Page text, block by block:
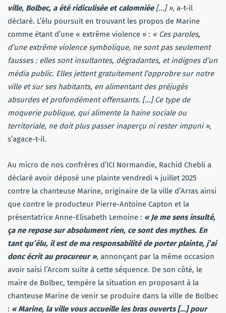
ville, Bolbec, a été ridiculisée et calomniée […] », a-t-il
déclaré. L’élu poursuit en trouvant les propos de Marine
comme étant d’une « extrême violence » : « Ces paroles,
d’une extrême violence symbolique, ne sont pas seulement
fausses : elles sont insultantes, dégradantes, et indignes d’un
média public. Elles jettent gratuitement l’opprobre sur notre
ville et sur ses habitants, en alimentant des préjugés
absurdes et profondément offensants. […] Ce type de
moquerie publique, qui alimente la haine sociale ou
territoriale, ne doit plus passer inaperçu ni rester impuni »,
s’agace-t-il.
Au micro de nos confrères d’ICI Normandie, Rachid Chebli a
déclaré avoir déposé une plainte vendredi 4 juillet 2025
contre la chanteuse Marine, originaire de la ville d’Arras ainsi
que contre le producteur Pierre-Antoine Capton et la
présentatrice Anne-Elisabeth Lemoine : « Je me sens insulté,
ça ne repose sur absolument rien, ce sont des mythes. En
tant qu’élu, il est de ma responsabilité de porter plainte, j’ai
donc écrit au procureur », annonçant par la même occasion
avoir saisi l’Arcom suite à cette séquence. De son côté, le
maire de Bolbec, tempère la situation en proposant à la
chanteuse Marine de venir se produire dans la ville de Bolbec
: « Marine, la ville vous accueille les bras ouverts […] pour